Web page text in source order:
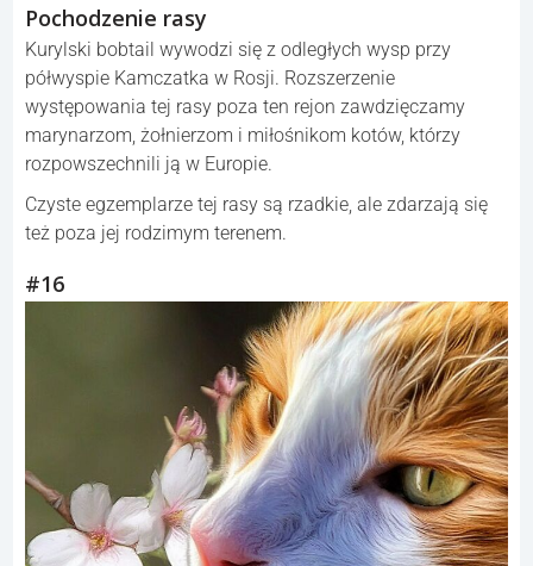
Pochodzenie rasy
Kurylski bobtail wywodzi się z odległych wysp przy
półwyspie Kamczatka w Rosji. Rozszerzenie
występowania tej rasy poza ten rejon zawdzięczamy
marynarzom, żołnierzom i miłośnikom kotów, którzy
rozpowszechnili ją w Europie.
Czyste egzemplarze tej rasy są rzadkie, ale zdarzają się
też poza jej rodzimym terenem.
#16